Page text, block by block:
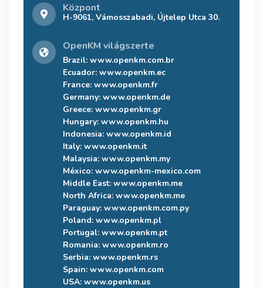
Központ
H-9061, Vámosszabadi, Újtelep Utca 30.
OpenKM világszerte
Brazil: www.openkm.com.br
Ecuador: www.openkm.ec
France: www.openkm.fr
Germany: www.openkm.de
Greece: www.openkm.gr
Hungary: www.openkm.hu
Indonesia: www.openkm.id
Italy: www.openkm.it
Malaysia: www.openkm.my
México: www.openkm-mexico.com
Middle East: www.openkm.me
North Africa: www.openkm.me
Paraguay: www.openkm.com.py
Poland: www.openkm.pl
Portugal: www.openkm.pt
Romania: www.openkm.ro
Serbia: www.openkm.rs
Spain: www.openkm.com
USA: www.openkm.us